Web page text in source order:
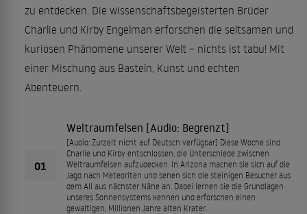
zu entdecken. Die wissenschaftsbegeisterten Brüder
Charlie und Kirby Engelman erforschen die seltsamen und
kuriosen Phänomene unserer Welt – nichts ist tabu! Mit
einer Mischung aus Basteln, Kunst und echten
Abenteuern.
01
Weltraumfelsen [Audio: Begrenzt]
[Audio: Zurzeit nicht auf Deutsch verfügbar] Diese Woche sind
Charlie und Kirby entschlossen, die Unterschiede zwischen
Weltraumfelsen aufzudecken. In Arizona machen sie sich auf die
Jagd nach Meteoriten und sehen sich die steinigen Besucher aus
dem All aus nächster Nähe an. Dabei lernen sie die Grundlagen
unseres Sonnensystems kennen und erforschen einen
gewaltigen, Millionen Jahre alten Krater.